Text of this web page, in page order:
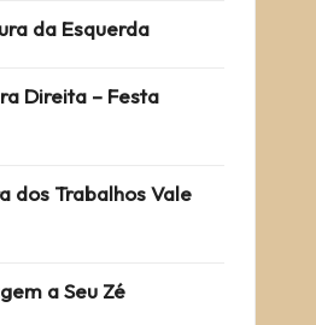
da Esquerda
Direita – Festa
dos Trabalhos Vale
a Seu Zé